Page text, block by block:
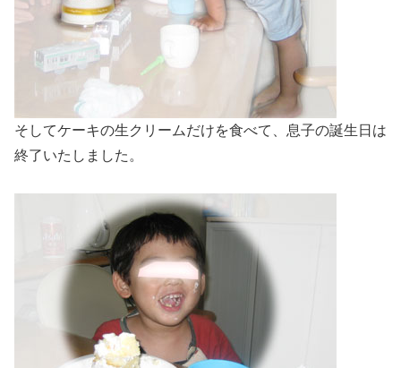
そしてケーキの生クリームだけを食べて、息子の誕生日は
終了いたしました。